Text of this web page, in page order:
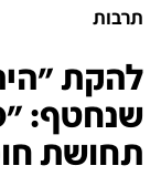
תרבות
להקת
שנחטף:
תחושת